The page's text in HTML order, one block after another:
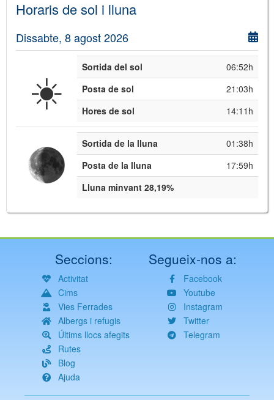
Horaris de sol i lluna
Dissabte, 8 agost 2026
☀️ Sortida del sol
06:52h
Posta de sol
21:03h
Hores de sol
14:11h
Sortida de la lluna
01:38h
Posta de la lluna
17:59h
Lluna minvant 28,19%
Seccions:
Activitat
Cims
Vies Ferrades
Albergs i refugis
Últims llocs afegits
Rutes
Blog
Ajuda
Segueix-nos a:
Facebook
Youtube
Instagram
Twitter
Telegram